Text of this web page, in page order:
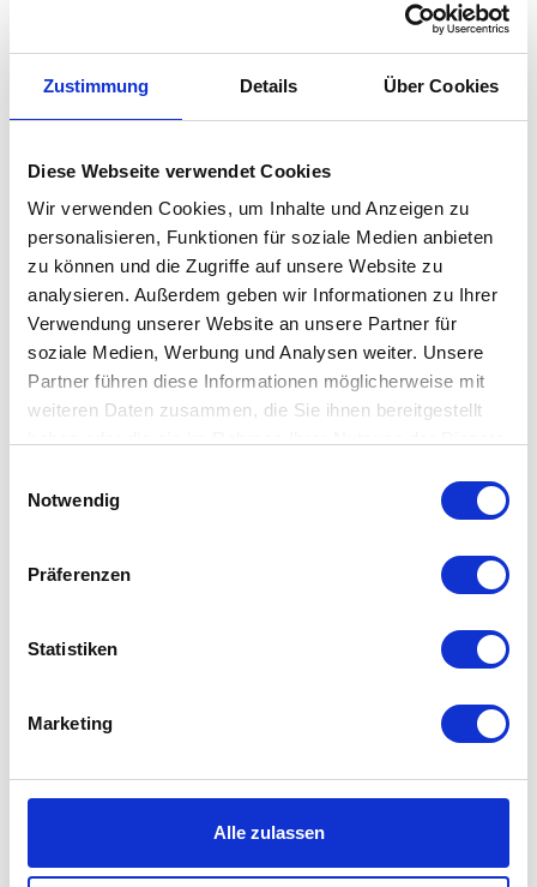
Zustimmung Details Über Cookies
Diese Webseite verwendet Cookies
Wir verwenden Cookies, um Inhalte und Anzeigen zu
personalisieren, Funktionen für soziale Medien anbieten
zu können und die Zugriffe auf unsere Website zu
analysieren. Außerdem geben wir Informationen zu Ihrer
Verwendung unserer Website an unsere Partner für
soziale Medien, Werbung und Analysen weiter. Unsere
Partner führen diese Informationen möglicherweise mit
weiteren Daten zusammen, die Sie ihnen bereitgestellt
Datenschutzerklärung
Notwendig
Präferenzen
Statistiken
Marketing
Alle zulassen
Mit dem SCALA Toilettenbutler Edelstahl der MarkeZackist
sowohl das Toilettenpapier als auch die Toilettenbürste immer
ordentlich aufgeräumt – und das auch noch platzsparend.
Flexibel platzierbar und immer griffbereit ist der SCALA
Toilettenbutler Edelstahl eine praktische und elegante
SCALA Serie
SCALA ist die neue Bad-Serie von Zack. Sie präsentiert sich
hochglänzend und selbstverständlich in herausragender
Verarbeitung. Alle Produkte der SCALA Serie sind in der
unverwechselbaren Design-Sprache von ZACK und werden
ausnahmslos aus hochwertigem 18/10 Edelstahl gefertigt.
Besonderheit
elegantes Design
hochwertiges Material
Material: 18/10 Edelstahl
Maße: H 72 x Ø 20 cm